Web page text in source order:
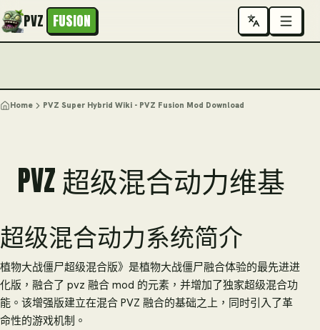
PVZ FUSION
Home PVZ Super Hybrid Wiki - PVZ Fusion Mod Download
PVZ 超级混合动力维基
超级混合动力系统简介
植物大战僵尸超级混合版》是植物大战僵尸融合体验的最先进进
化版，融合了 pvz 融合 mod 的元素，并增加了独家超级混合功
能。该增强版建立在混合 PVZ 融合的基础之上，同时引入了革
命性的游戏机制。